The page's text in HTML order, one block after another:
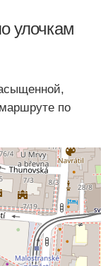
улочкам
по